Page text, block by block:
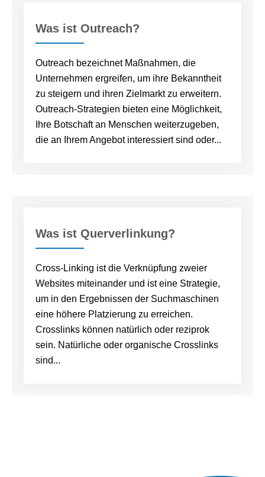
Was ist Outreach?
Outreach bezeichnet Maßnahmen, die
Unternehmen ergreifen, um ihre Bekanntheit
zu steigern und ihren Zielmarkt zu erweitern.
Outreach-Strategien bieten eine Möglichkeit,
Ihre Botschaft an Menschen weiterzugeben,
die an Ihrem Angebot interessiert sind oder...
Was ist Querverlinkung?
Cross-Linking ist die Verknüpfung zweier
Websites miteinander und ist eine Strategie,
um in den Ergebnissen der Suchmaschinen
eine höhere Platzierung zu erreichen.
Crosslinks können natürlich oder reziprok
sein. Natürliche oder organische Crosslinks
sind...